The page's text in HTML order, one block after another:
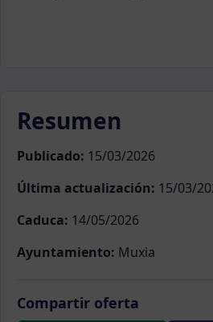
Resumen
Publicado: 15/03/2026
Última actualización: 15/03/
Caduca: 14/05/2026
Ayuntamiento: Muxia
Compartir oferta